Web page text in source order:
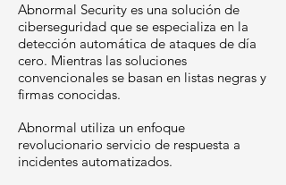
Abnormal Security es una solución de
ciberseguridad que se especializa en la
detección automática de ataques de día
cero. Mientras las soluciones
convencionales se basan en listas negras y
firmas conocidas.
Abnormal utiliza un enfoque
revolucionario servicio de respuesta a
incidentes automatizados.